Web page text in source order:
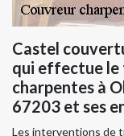
Castel
qui effectue
charpentes à
67203 et ses
Les interventions de